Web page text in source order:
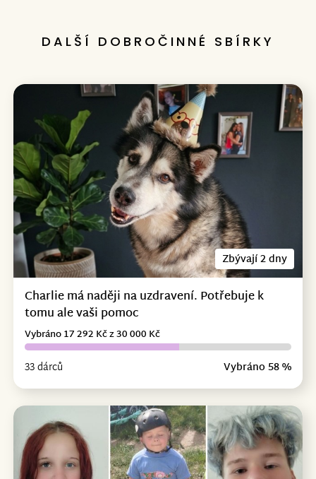
DALŠÍ DOBROČINNÉ SBÍRKY
Zbývají 2 dny
Charlie má naději na uzdravení. Potřebuje k
tomu ale vaši pomoc
33 dárců Vybráno 58 %
Vybráno 17 292 Kč z 30 000 Kč